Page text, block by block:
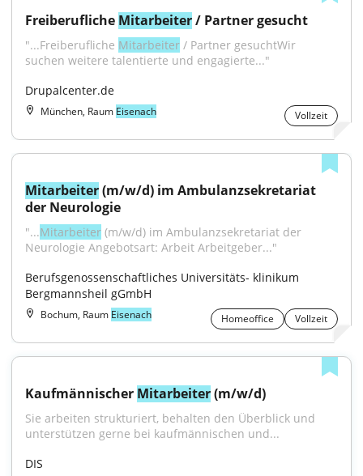
Freiberufliche Mitarbeiter / Partner gesucht
"...Freiberufliche Mitarbeiter / Partner gesuchtWir
suchen weitere talentierte und engagierte..."
Drupalcenter.de
München, Raum Eisenach Vollzeit
Mitarbeiter (m/w/d) im Ambulanzsekretariat
der Neurologie
"...Mitarbeiter (m/w/d) im Ambulanzsekretariat der
Neurologie Angebotsart: Arbeit Arbeitgeber..."
Berufsgenossenschaftliches Universitäts- klinikum
Bergmannsheil gGmbH
Bochum, Raum Eisenach Homeoffice Vollzeit
Kaufmännischer Mitarbeiter (m/w/d)
Sie arbeiten strukturiert, behalten den Überblick und
unterstützen gerne bei kaufmännischen und...
DIS